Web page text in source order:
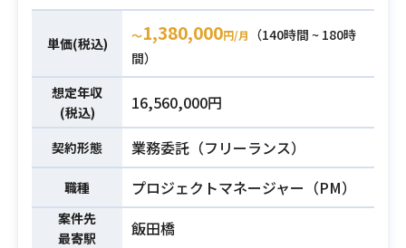
I,、GraphQL実装など）
システム構成：
・AWS上にてサービスを提供、既存
本番稼働しているシステムと今後更
改するシステム設計の双方を対応
利用製品：
・AWSクラウド: EC2、RDS、S3、E
LB、Lambda、CloudWatchなどマ
ネージド全般
必須スキル
・各種サービスの操作、設計経験(A
WS: EC2/RDS/S3/ELB等、Linux)
単価(税込) 〜1,380,000円/月
（140時間 ~ 180時
間）
想定年収
(税込)
16,560,000円
契約形態 業務委託（フリーランス）
職種 プロジェクトマネージャー（PM）
案件先
最寄駅
飯田橋